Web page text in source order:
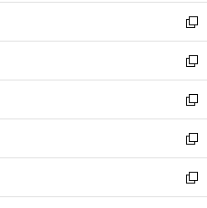
く
で
開
く
ン
ド
ウ
で
開
く
ウ
ィ
ン
ド
ウ
で
開
く
し
い
ウ
ィ
ン
ド
ウ
で
開
く
新
し
い
ウ
ィ
ン
ド
ウ
で
開
新
し
い
ウ
ィ
ン
ド
ウ
新
し
い
ウ
ィ
ン
新
し
い
ウ
新
し